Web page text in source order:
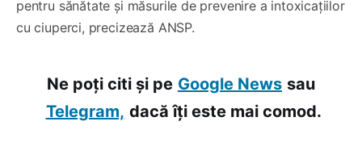
pentru sănătate și măsurile de prevenire a intoxicațiilor
cu ciuperci, precizează ANSP.
Ne poți citi și pe Google News sau
Telegram, dacă îți este mai comod.